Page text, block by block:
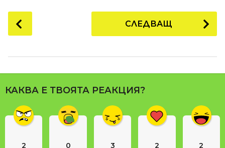
н
п
д
o
P
a
g
n
СЛЕДВАЩ
КАКВА Е ТВОЯТА РЕАКЦИЯ?
2 0 3 2 2